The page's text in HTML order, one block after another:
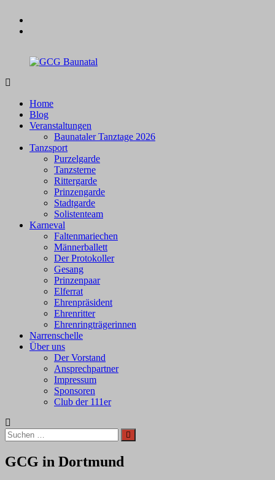
Inhalt
springen
BaunatalHome
Blog
Veranstaltungen
Baunataler Tanztage 2026
Tanzsport
Purzelgarde
Tanzsterne
Rittergarde
Prinzengarde
Stadtgarde
Solistenteam
Karneval
Faltenmariechen
Männerballett
Der Protokoller
Gesang
Prinzenpaar
Elferrat
Ehrenpräsident
Ehrenritter
Ehrenringträgerinnen
Narrenschelle
Über uns
Der Vorstand
Ansprechpartner
Impressum
Sponsoren
Club der 111er
Suchen
nach:
Suchen
GCG in Dortmund